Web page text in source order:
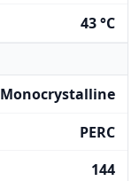
43 °C
Monocrystalline
PERC
144